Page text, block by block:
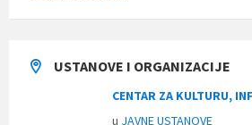
USTANOVE I ORGANIZACIJE
CENTAR ZA KULTURU,
u JAVNE USTANOVE